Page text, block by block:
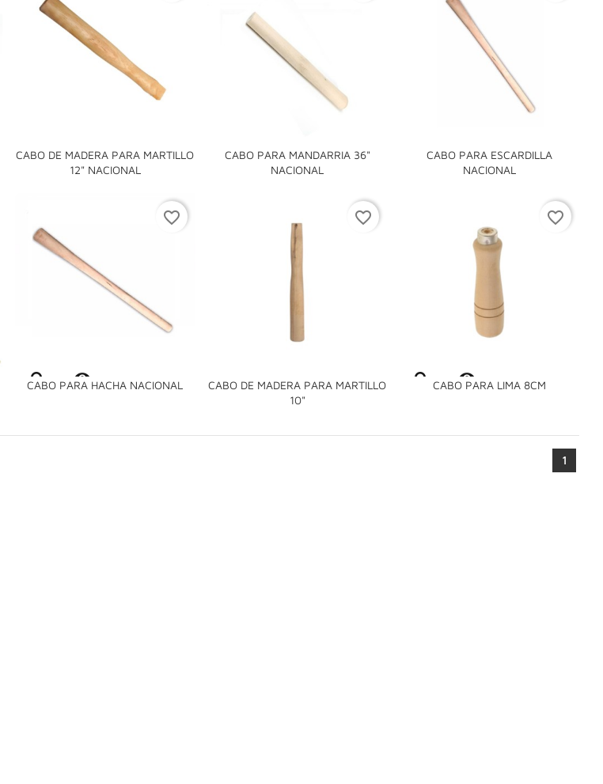
CABO DE MADERA PARA MARTILLO
12" NACIONAL

CABO PARA MANDARRIA 36"
NACIONAL

CABO PARA ESCARDILLA
NACIONAL

CABO PARA HACHA NACIONAL

favorite_border
CABO DE MADERA PARA MARTILLO
10"

favorite_border
CABO PARA LIMA 8CM

favorite_border
1